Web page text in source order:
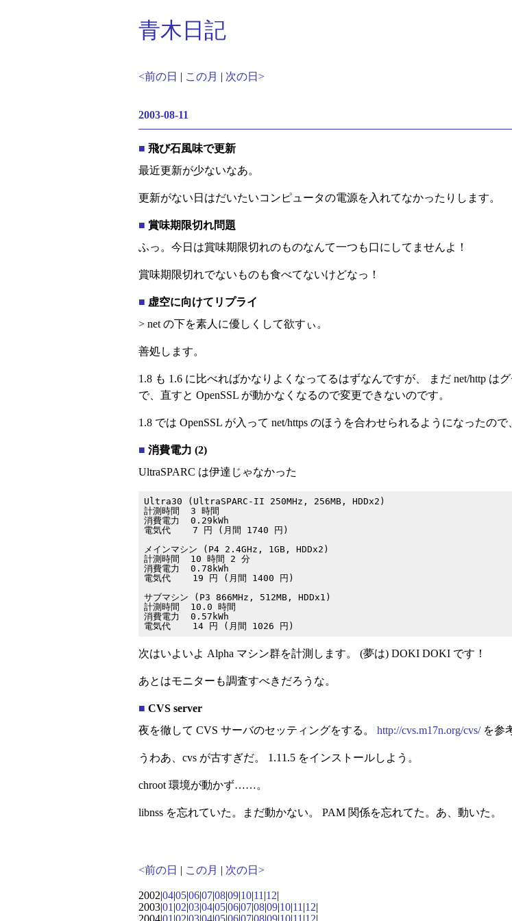
青木日記
<前の日 | この月 | 次の日>
2003-08-11
■ 飛び石風味で更新
最近更新が少ないなあ。
更新がない日はだいたいコンピュータの電源を入れてなかったりします。
■ 賞味期限切れ問題
ふっ。今日は賞味期限切れのものなんて一つも口にしてませんよ！
賞味期限切れでないものも食べてないけどなっ！
■ 虚空に向けてリプライ
> net の下を素人に優しくして欲すぃ。
善処します。
1.8 も 1.6 に比べればかなりよくなってるはずなんですが、 まだ net/http は
で、直すと OpenSSL が動かなくなるので変更できないのです。
1.8 では OpenSSL が入って net/https のほうを合わせられるようになったの
■ 消費電力 (2)
UltraSPARC は伊達じゃなかった
Ultra30 (UltraSPARC-II 250MHz, 256MB, HDDx2)
計測時間  3 時間
消費電力  0.29kWh
電気代    7 円 (月間 1740 円)
メインマシン (P4 2.4GHz, 1GB, HDDx2)
計測時間  10 時間 2 分
消費電力  0.78kWh
電気代    19 円 (月間 1400 円)
サブマシン (P3 866MHz, 512MB, HDDx1)
計測時間  10.0 時間
消費電力  0.57kWh
次はいよいよ Alpha マシン群を計測します。 (夢は) DOKI DOKI です！
あとはモニターも調査すべきだろうな。
■ CVS server
夜を徹して CVS サーバのセッティングをする。 http://cvs.m17n.org/cvs/を参
うわあ、cvs が古すぎだ。 1.11.5 をインストールしよう。
chroot 環境が動かず……。
libnss を忘れていた。まだ動かない。 PAM 関係を忘れてた。あ、動いた。
<前の日 | この月 | 次の日>
2002|04|05|06|07|08|09|10|11 |12|
2003|01 |02|03|04|05|06|07|08|09|10|11 |12|
2004|01 |02|03|04|05|06|07|08|09|10|11 |12|